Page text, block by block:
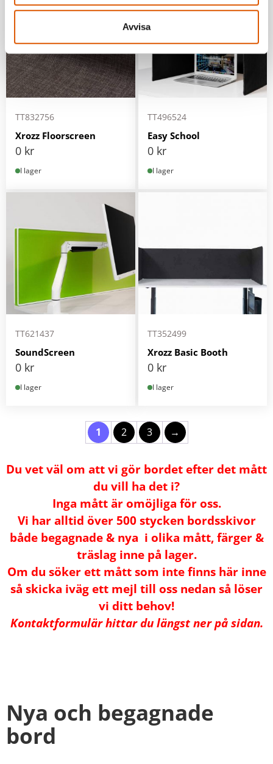
Avvisa
TT832756
Xrozz Floorscreen
0 kr
I lager
TT496524
Easy School
0 kr
I lager
TT621437
SoundScreen
0 kr
I lager
TT352499
Xrozz Basic Booth
0 kr
I lager
1 2 3 →
Du vet väl om att vi gör bordet efter det mått
du vill ha det i?
Inga mått är omöjliga för oss.
Vi har alltid över 500 stycken bordsskivor
både begagnade & nya i olika mått, färger &
träslag inne på lager.
Om du söker ett mått som inte finns här inne
så skicka iväg ett mejl till oss nedan så löser
vi ditt behov!
Kontaktformulär hittar du längst ner på sidan.
Nya och begagnade
bord